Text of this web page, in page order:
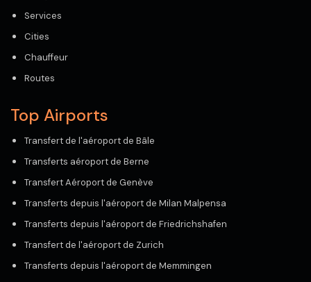
Services
Cities
Chauffeur
Routes
Top Airports
Transfert de l'aéroport de Bâle
Transferts aéroport de Berne
Transfert Aéroport de Genève
Transferts depuis l'aéroport de Milan Malpensa
Transferts depuis l'aéroport de Friedrichshafen
Transfert de l'aéroport de Zurich
Transferts depuis l'aéroport de Memmingen